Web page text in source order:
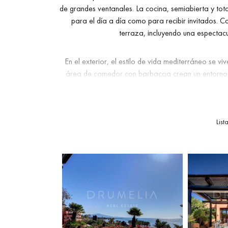
de grandes ventanales. La cocina, semiabierta y
para el día a día como para recibir invitados.
terraza, incluyendo una
En el exterior, el estilo de vida mediterráneo se
área de comedor con barbacoa crean un
primer nivel, restaurantes con estrella Michelin y
oportunidad única para vivir con calidad de